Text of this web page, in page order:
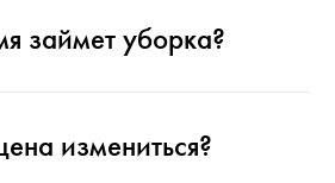
займет уборка?
измениться?